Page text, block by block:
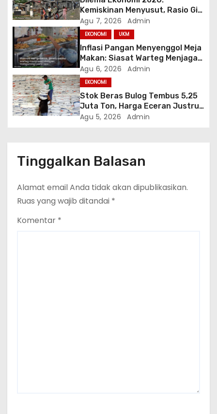
s
Kemiskinan Menyusut, Rasio Gini
Mendorong Kesenjangan
Agu 7, 2026 Admin
EKONOMI UKM
Inflasi Pangan Menyenggol Meja
Makan: Siasat Warteg Menjaga
Harga Tetap Terjangkau
Agu 6, 2026 Admin
EKONOMI
Stok Beras Bulog Tembus 5,25
Juta Ton, Harga Eceran Justru
Naik 7 Bulan Berturut-Turut
Agu 5, 2026 Admin
Tinggalkan Balasan
Alamat email Anda tidak akan dipublikasikan.
Ruas yang wajib ditandai *
Komentar *